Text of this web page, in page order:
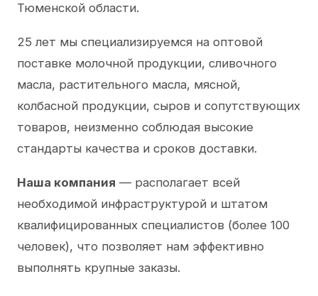
Тюменской области.
25 лет мы специализируемся на оптовой
поставке молочной продукции, сливочного
масла, растительного масла, мясной,
колбасной продукции, сыров и сопутствующих
товаров, неизменно соблюдая высокие
стандарты качества и сроков доставки.
Наша компания — располагает всей
необходимой инфраструктурой и штатом
квалифицированных специалистов (более 100
человек), что позволяет нам эффективно
выполнять крупные заказы.